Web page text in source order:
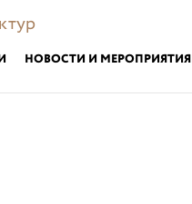
НОВОСТИ И МЕРОПРИЯТИЯ